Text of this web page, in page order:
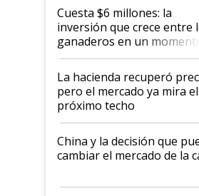
Cuesta $6 millones: la
inversión que crece entre
ganaderos en un momento
histórico para la actividad
La hacienda recuperó
pero el mercado ya mira el
próximo techo
China y la decisión que
cambiar el mercado de la